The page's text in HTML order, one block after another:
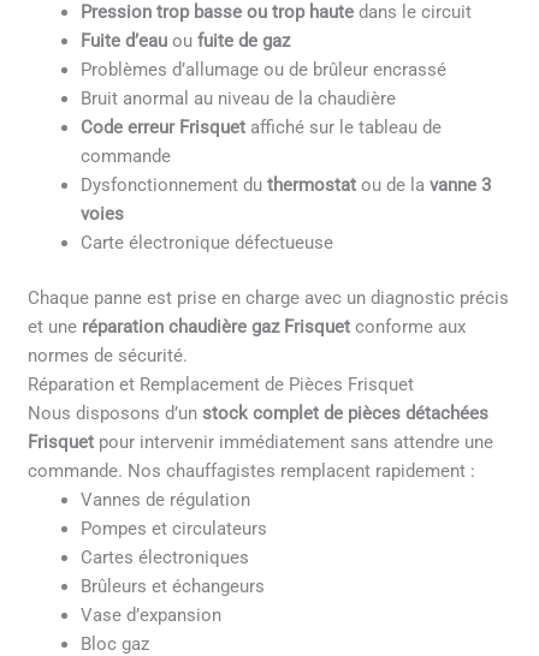
Pression trop basse ou trop haute dans le circuit
Fuite d’eau oufuite de gaz
Problèmes d’allumage ou de brûleur encrassé
Bruit anormal au niveau de la chaudière
Code erreur Frisquet affiché sur le tableau de
commande
Dysfonctionnement duthermostat ou de lavanne 3
voies
Carte électronique défectueuse
Chaque panne est prise en charge avec un diagnostic précis
et une réparation chaudière gaz Frisquet conforme aux
normes de sécurité.
Réparation et Remplacement de Pièces Frisquet
Nous disposons d’unstock complet de pièces détachées
Frisquet pour intervenir immédiatement sans attendre une
commande. Nos chauffagistes remplacent rapidement :
Vannes de régulation
Pompes et circulateurs
Cartes électroniques
Brûleurs et échangeurs
Vase d’expansion
Bloc gaz